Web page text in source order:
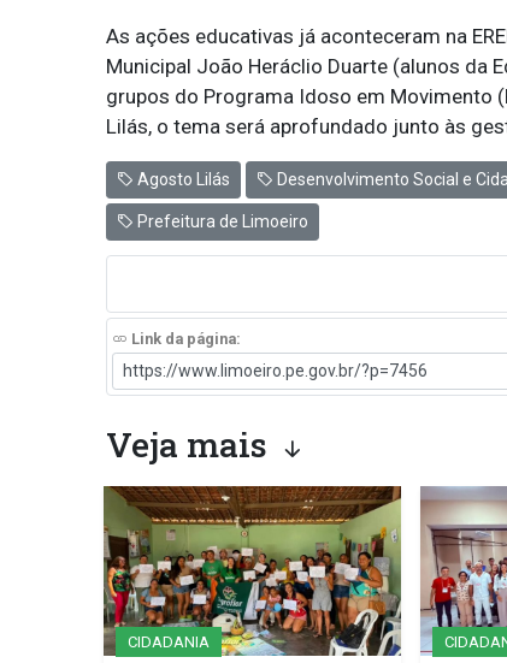
As ações educativas já aconteceram na
Municipal João Heráclio Duarte (alunos da
grupos do Programa Idoso em Movimento
Lilás, o tema será aprofundado junto às
Agosto Lilás Desenvolvimento Social e
Prefeitura de Limoeiro
Link da página:
Veja mais
CIDADANIA